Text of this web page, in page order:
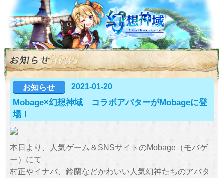
お知らせ 2021-01-20
Mobage×幻想神域 コラボアバターがMobageに登
場！
本日より、人気ゲーム＆SNSサイトのMobage（モバゲ
ー）にて
村正やイナバ、鈴蘭などかわいい人気幻神たちのアバタ